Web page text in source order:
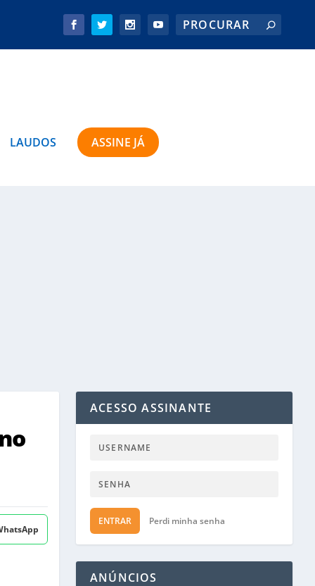
LAUDOS ASSINE JÁ
ACESSO ASSINANTE
ENTRAR Perdi minha senha
ANÚNCIOS